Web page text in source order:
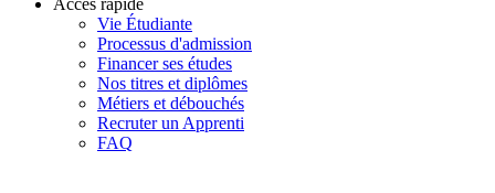
Vie Étudiante
Processus d'admission
Financer ses études
Nos titres et diplômes
Métiers et débouchés
Recruter un Apprenti
FAQ